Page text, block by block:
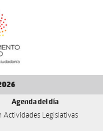
Agenda del día
Actividades Legislativas